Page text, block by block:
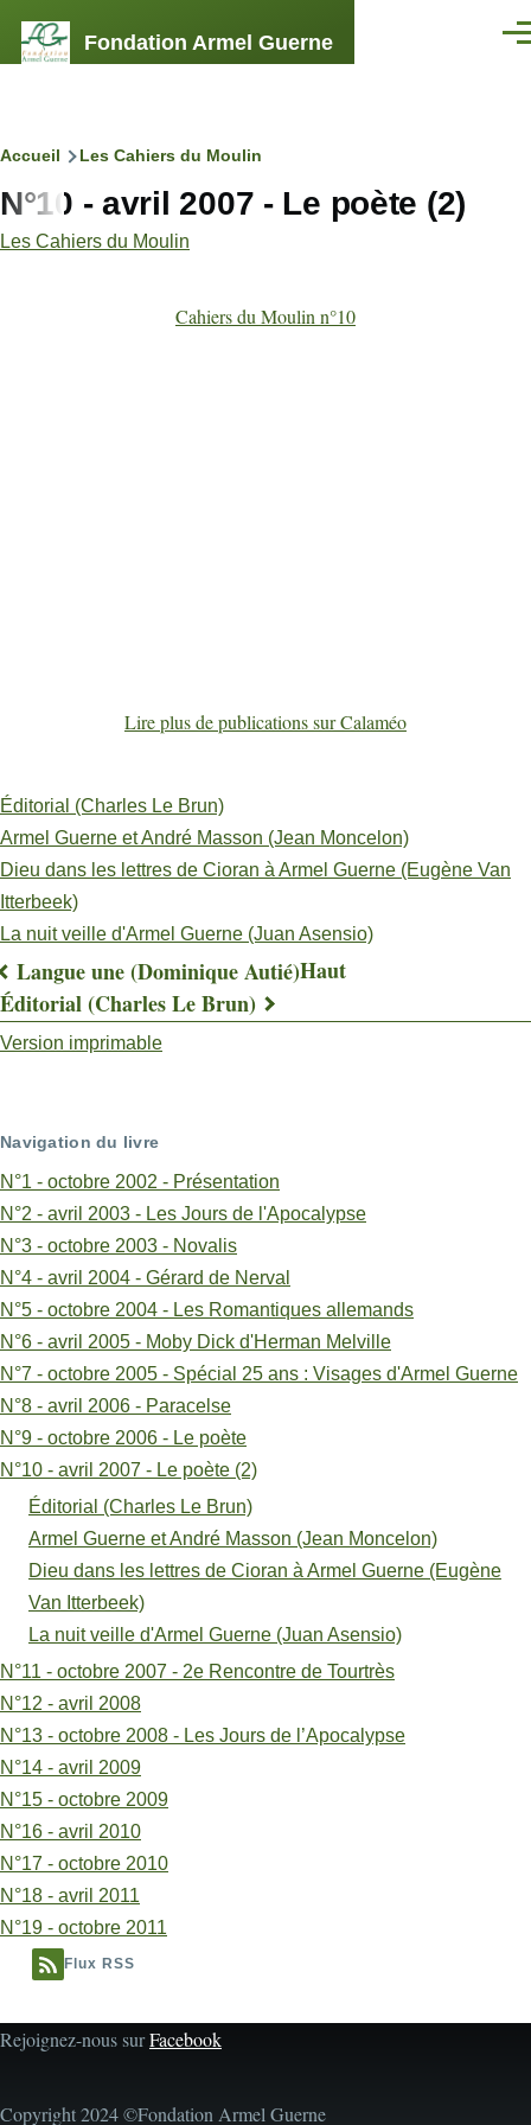
Fondation Armel Guerne
Fil
d'Ariane
Accueil Les Cahiers du Moulin
N°10 - avril 2007 - Le poète (2)
Les Cahiers du Moulin
Cahiers du Moulin n°10
Lire plus de publications sur Calaméo
Éditorial (Charles Le Brun)
Armel Guerne et André Masson (Jean Moncelon)
Dieu dans les lettres de Cioran à Armel Guerne (Eugène Van
Itterbeek)
La nuit veille d'Armel Guerne (Juan Asensio)
Liens
transversaux
pour
N°10
-
avril
2007
-
Le
poète
(2)
Langue une (Dominique Autié)Haut
Éditorial (Charles Le Brun)
Version imprimable
Navigation du livre
N°1 - octobre 2002 - Présentation
N°2 - avril 2003 - Les Jours de l'Apocalypse
N°3 - octobre 2003 - Novalis
N°4 - avril 2004 - Gérard de Nerval
N°5 - octobre 2004 - Les Romantiques allemands
N°6 - avril 2005 - Moby Dick d'Herman Melville
N°7 - octobre 2005 - Spécial 25 ans : Visages d'Armel Guerne
N°8 - avril 2006 - Paracelse
N°9 - octobre 2006 - Le poète
N°10 - avril 2007 - Le poète (2)
Éditorial (Charles Le Brun)
Armel Guerne et André Masson (Jean Moncelon)
Dieu dans les lettres de Cioran à Armel Guerne (Eugène
Van Itterbeek)
La nuit veille d'Armel Guerne (Juan Asensio)
N°11 - octobre 2007 - 2e Rencontre de Tourtrès
N°12 - avril 2008
N°13 - octobre 2008 - Les Jours de l’Apocalypse
N°14 - avril 2009
N°15 - octobre 2009
N°16 - avril 2010
N°17 - octobre 2010
N°18 - avril 2011
N°19 - octobre 2011
Flux RSS
Rejoignez-nous surFacebook
Copyright 2024 ©Fondation Armel Guerne